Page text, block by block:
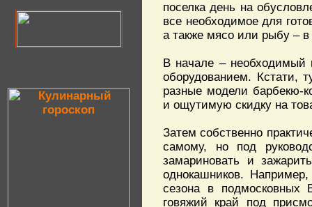
поселка день на
все необходимое для
а также мясо или рыбу –
В начале – необходимый
оборудованием. Кстати,
разные модели барбекю-
и ощутимую скидку на
Затем собственно
самому, но под
замариновать и
однокашников.
сезона в подмосковных
говяжий край под